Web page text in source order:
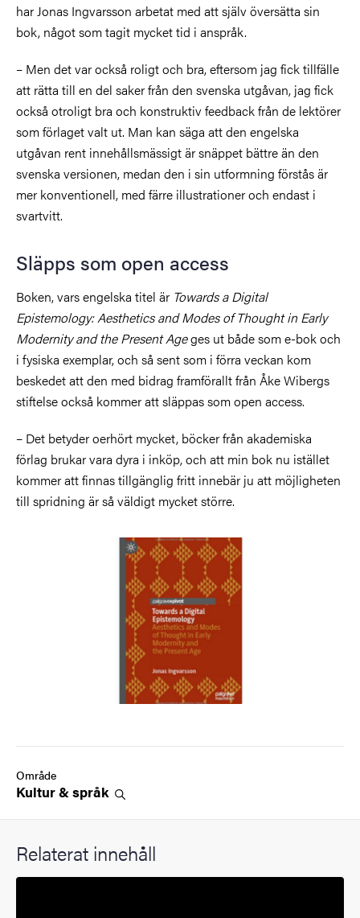
har Jonas Ingvarsson arbetat med att själv översätta sin
bok, något som tagit mycket tid i anspråk.
– Men det var också roligt och bra, eftersom jag fick tillfälle
att rätta till en del saker från den svenska utgåvan, jag fick
också otroligt bra och konstruktiv feedback från de lektörer
som förlaget valt ut. Man kan säga att den engelska
utgåvan rent innehållsmässigt är snäppet bättre än den
svenska versionen, medan den i sin utformning förstås är
mer konventionell, med färre illustrationer och endast i
svartvitt.
Släpps som open access
Boken, vars engelska titel är Towards a Digital
Epistemology: Aesthetics and Modes of Thought in Early
Modernity and the Present Ageges ut både som e-bok och
i fysiska exemplar,och så sent som i förra veckan kom
beskedet att den med bidrag framförallt från Åke Wibergs
stiftelse också kommer att släppas som open access.
– Det betyder oerhört mycket, böcker från akademiska
förlag brukar vara dyra i inköp, och att min bok nu istället
kommer att finnas tillgänglig fritt innebär ju att möjligheten
till spridning är så väldigt mycket större.
Bild
Område
Kultur &språk
Relaterat innehåll